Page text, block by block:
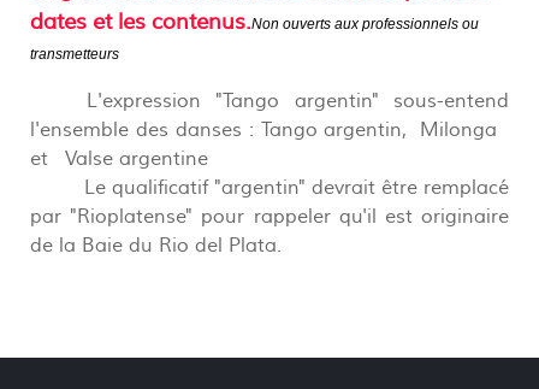
dates et les contenus.Non ouverts aux professionnels ou
transmetteurs
L'expression "Tango argentin" sous-entend
l'ensemble des danses : Tango argentin, Milonga
et Valse argentine
Le qualificatif "argentin" devrait être remplacé
par "Rioplatense" pour rappeler qu'il est originaire
de la Baie du Rio del Plata.